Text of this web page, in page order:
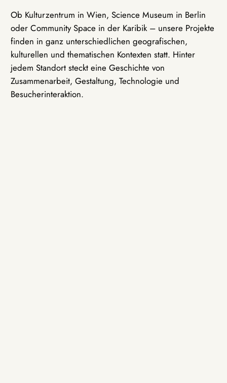
Ob Kulturzentrum in Wien, Science Museum in Berlin
oder Community Space in der Karibik – unsere Projekte
finden in ganz unterschiedlichen geografischen,
kulturellen und thematischen Kontexten statt. Hinter
jedem Standort steckt eine Geschichte von
Zusammenarbeit, Gestaltung, Technologie und
Besucherinteraktion.